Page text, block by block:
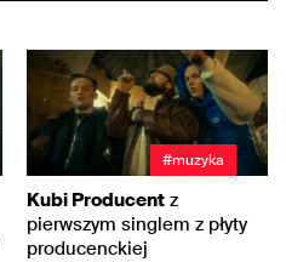
#muzyka
Kubi Producent z
pierwszym singlem z płyty
producenckiej